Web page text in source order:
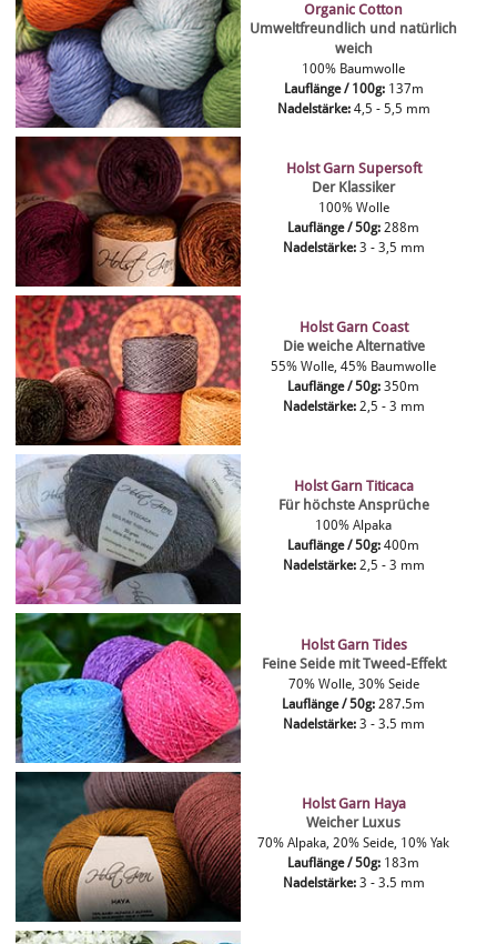
Organic Cotton
Umweltfreundlich und natürlich
weich
100% Baumwolle
Lauflänge / 100g: 137m
Nadelstärke: 4,5 - 5,5 mm
Holst Garn Supersoft
Der Klassiker
100% Wolle
Lauflänge / 50g:288m
Nadelstärke: 3 - 3,5 mm
Holst Garn Coast
Die weiche Alternative
55% Wolle, 45% Baumwolle
Lauflänge / 50g:350m
Nadelstärke: 2,5 - 3 mm
Holst Garn Titicaca
Für höchste Ansprüche
100% Alpaka
Lauflänge / 50g:400m
Nadelstärke: 2,5 - 3 mm
Holst Garn Tides
Feine Seide mit Tweed-Effekt
70% Wolle, 30% Seide
Lauflänge / 50g:287.5m
Nadelstärke: 3 - 3.5 mm
Holst Garn Haya
Weicher Luxus
70% Alpaka, 20% Seide, 10% Yak
Lauflänge / 50g: 183m
Nadelstärke: 3 - 3.5 mm